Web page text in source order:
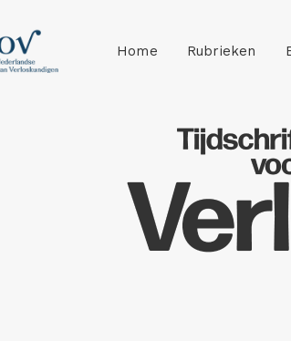
Home Rubrieken